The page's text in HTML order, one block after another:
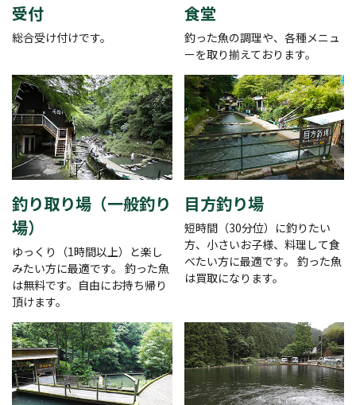
受付
総合受け付けです。
食堂
釣った魚の調理や、各種メニュ
ーを取り揃えております。
釣り取り場（一般釣り
場）
ゆっくり（1時間以上）と楽し
みたい方に最適です。 釣った魚
は無料です。自由にお持ち帰り
頂けます。
目方釣り場
短時間（30分位）に釣りたい
方、小さいお子様、料理して食
べたい方に最適です。 釣った魚
は買取になります。